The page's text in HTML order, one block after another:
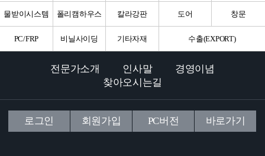
물받이시스템 폴리캠하우스 칼라강판 도어 창문
PC/FRP 비닐사이딩 기타자재 수출(EXPORT)
전문가소개 인사말
경영이념
찾아오시는길
로그인 회원가입 PC버전 바로가기